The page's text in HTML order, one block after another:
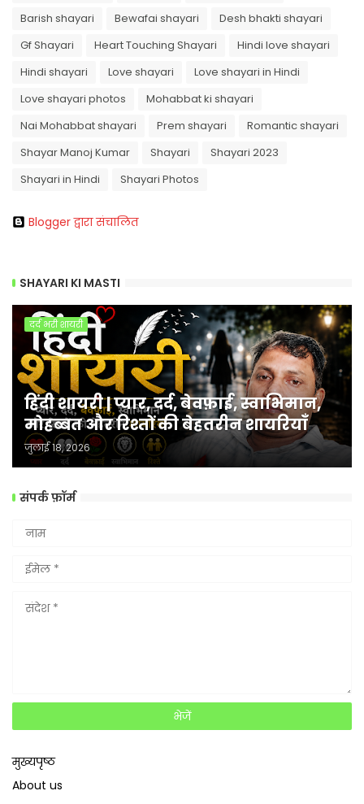
Barish shayari
Bewafai shayari
Desh bhakti shayari
Gf Shayari
Heart Touching Shayari
Hindi love shayari
Hindi shayari
Love shayari
Love shayari in Hindi
Love shayari photos
Mohabbat ki shayari
Nai Mohabbat shayari
Prem shayari
Romantic shayari
Shayar Manoj Kumar
Shayari
Shayari 2023
Shayari in Hindi
Shayari Photos
Blogger द्वारा संचालित
SHAYARI KI MASTI
दर्द भरी शायरी
हिंदी शायरी | प्यार, दर्द, बेवफ़ाई, स्वाभिमान,
मोहब्बत और रिश्तों की बेहतरीन शायरियाँ
जुलाई 18, 2026
संपर्क फ़ॉर्म
मुख्यपृष्ठ
About us